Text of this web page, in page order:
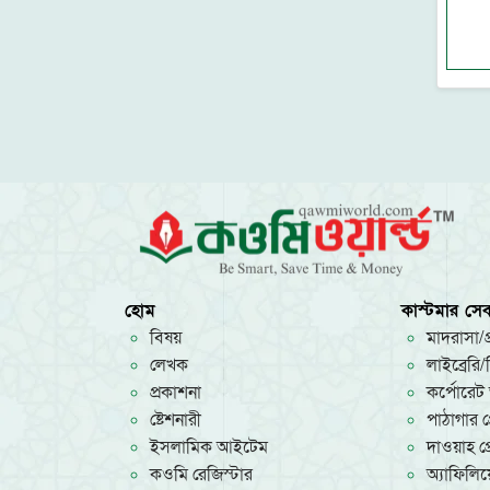
মেশক প্রকাশন
দারুল ইলম
প্রজন্ম পাবলিকেশন
উমেদ প্রকাশ
সত্যায়ন প্রকাশন
মাকতাবাতুন নূর
তারুণ্য প্রকাশন
আবরণ প্রকাশন
ইন্তিফাদা বুকস
হোম
বিষয়
লেখক
প্রকাশনা
ষ্টেশনারী
ইসলামিক আইটেম
কওমি রেজিস্টার
কাস্টমার
মাদরাসা/
কর্পোরেট
পাঠাগার
দাওয়াহ